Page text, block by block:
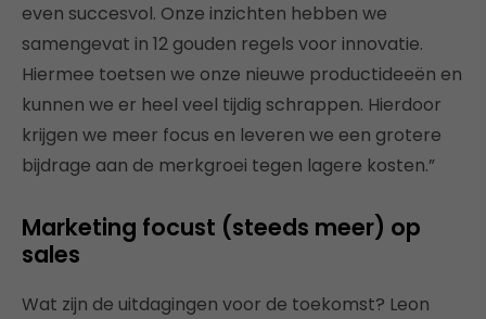
even succesvol. Onze inzichten hebben we
samengevat in 12 gouden regels voor innovatie.
Hiermee toetsen we onze nieuwe productideeën en
kunnen we er heel veel tijdig schrappen. Hierdoor
krijgen we meer focus en leveren we een grotere
bijdrage aan de merkgroei tegen lagere kosten.”
Marketing focust (steeds meer) op
sales
Wat zijn de uitdagingen voor de toekomst? Leon